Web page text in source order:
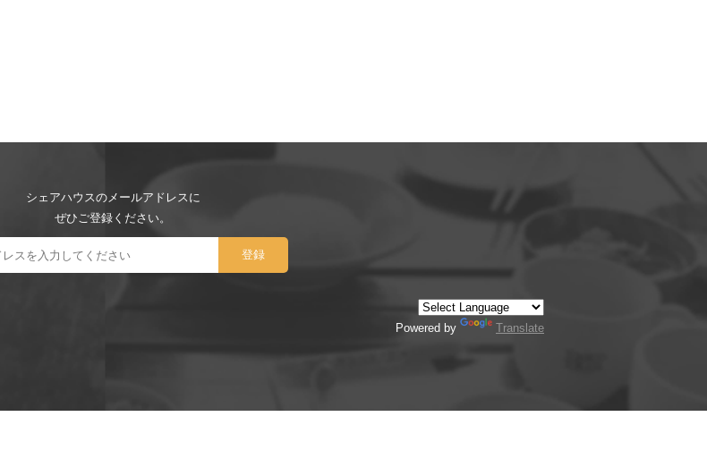
シェアハウスのメールアドレスに
ぜひご登録ください。
Powered by Translate